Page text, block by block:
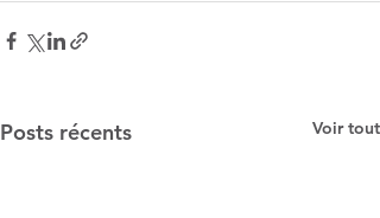
Posts récents Voir tout